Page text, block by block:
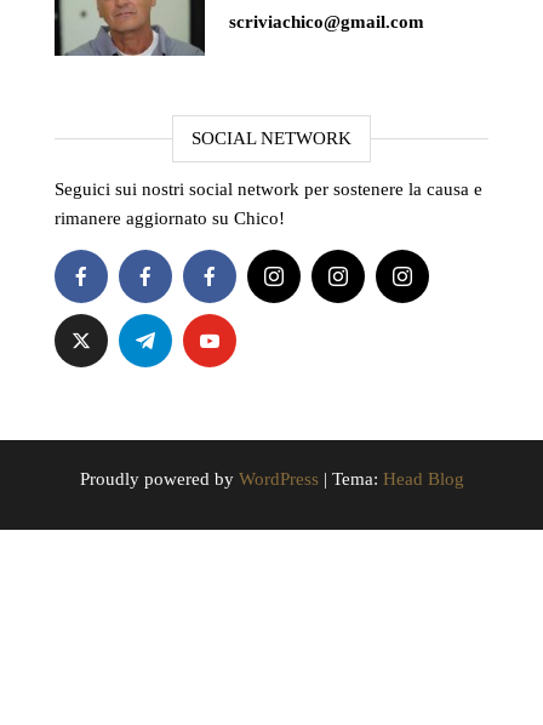
scriviachico@gmail.com
SOCIAL NETWORK
Seguici sui nostri social network per sostenere la causa e
rimanere aggiornato su Chico!
Proudly powered by WordPress | Tema: Head Blog